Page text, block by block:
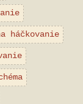
háčkovanie